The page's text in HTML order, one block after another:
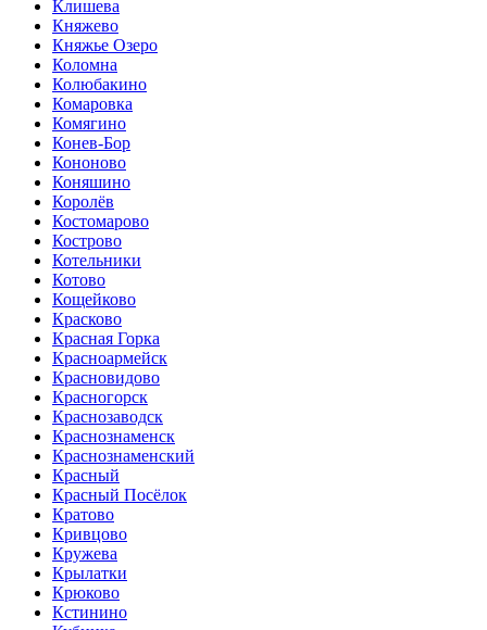
Клишева
Княжево
Княжье Озеро
Коломна
Колюбакино
Комаровка
Комягино
Конев-Бор
Кононово
Коняшино
Королёв
Костомарово
Кострово
Котельники
Котово
Кощейково
Красково
Красная Горка
Красноармейск
Красновидово
Красногорск
Краснозаводск
Краснознаменск
Краснознаменский
Красный
Красный Посёлок
Кратово
Кривцово
Кружева
Крылатки
Крюково
Кстинино